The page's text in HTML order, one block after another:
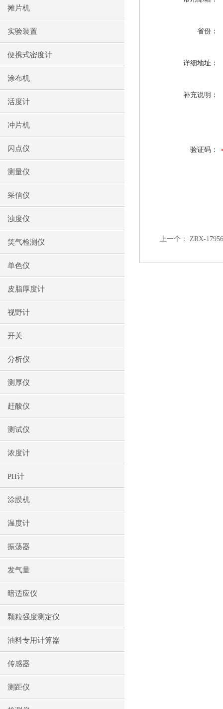
摊片机
实验装置
便携式密度计
涂布机
活度计
冲片机
闪点仪
测量仪
采信仪
浊度仪
笑气检测仪
单色仪
皮脂厚度计
视野计
开关
分析仪
测厚仪
赶酸仪
测试仪
浓度计
PH计
涂膜机
温度计
振荡器
发气量
暗适应仪
颗粒强度测定仪
油料专用计算器
传感器
测距仪
省份：
详细地址：
补充说明：
验证码：
上一个： ZRX-